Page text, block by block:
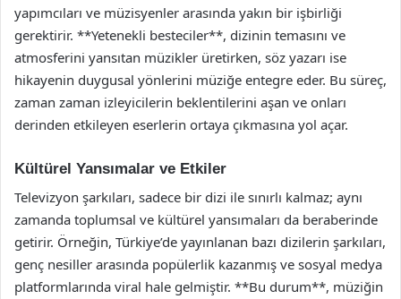
yapımcıları ve müzisyenler arasında yakın bir işbirliği
gerektirir. **Yetenekli besteciler**, dizinin temasını ve
atmosferini yansıtan müzikler üretirken, söz yazarı ise
hikayenin duygusal yönlerini müziğe entegre eder. Bu süreç,
zaman zaman izleyicilerin beklentilerini aşan ve onları
derinden etkileyen eserlerin ortaya çıkmasına yol açar.
Kültürel Yansımalar ve Etkiler
Televizyon şarkıları, sadece bir dizi ile sınırlı kalmaz; aynı
zamanda toplumsal ve kültürel yansımaları da beraberinde
getirir. Örneğin, Türkiye’de yayınlanan bazı dizilerin şarkıları,
genç nesiller arasında popülerlik kazanmış ve sosyal medya
platformlarında viral hale gelmiştir. **Bu durum**, müziğin